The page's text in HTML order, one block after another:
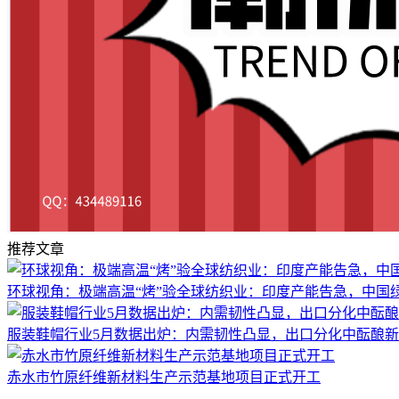
推荐文章
环球视角：极端高温“烤”验全球纺织业：印度产能告急，中国
服装鞋帽行业5月数据出炉：内需韧性凸显，出口分化中酝酿
赤水市竹原纤维新材料生产示范基地项目正式开工